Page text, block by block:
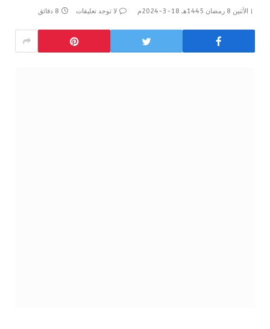
الأثنين 8 رمضان 1445هـ 18-3-2024م لا توجد تعليقات 8 دقائق